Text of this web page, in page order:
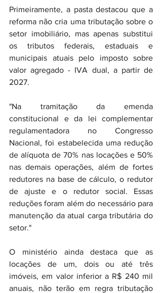
Primeiramente, a pasta destacou que a
reforma não cria uma tributação sobre o
setor imobiliário, mas apenas substitui
os tributos federais, estaduais e
municipais atuais pelo imposto sobre
valor agregado - IVA dual, a partir de
2027.
"Na tramitação da emenda
constitucional e da lei complementar
regulamentadora no Congresso
Nacional, foi estabelecida uma redução
de alíquota de 70% nas locações e 50%
nas demais operações, além de fortes
redutores na base de cálculo, o redutor
de ajuste e o redutor social. Essas
reduções foram além do necessário para
manutenção da atual carga tributária do
setor."
O ministério ainda destaca que as
locações de um, dois ou até três
imóveis, em valor inferior a R$ 240 mil
anuais, não terão em regra tributação